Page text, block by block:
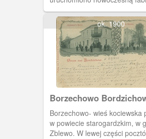
mieszczącą się przy ulicy
1939 część rodziny zdążyła
granicę przed wybuchem II
(pochodzenie żydowskie). W
pozostał i zarządzał
Hans Kauffmann. Został
w październiku 1939 roku a
pod zarząd Niemców. W 1945
został przejęty przez państwo
ok. 1900
Borzechowo
Borzechowo- wieś kociewska
w powiecie starogardzkim, w
Zblewo. W lewej części